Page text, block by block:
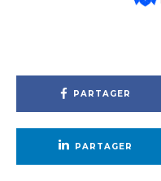
PARTAGER
PARTAGER